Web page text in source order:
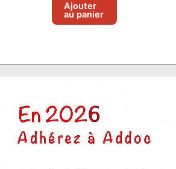
Ajouter
au panier